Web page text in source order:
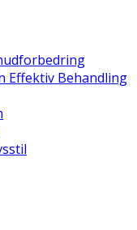
Effektiv Behandling